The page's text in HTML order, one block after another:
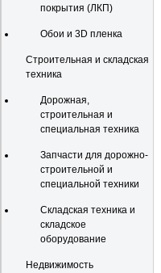
покрытия (ЛКП)
Обои и 3D пленка
Строительная и складская
техника
Дорожная,
строительная и
специальная техника
Запчасти для дорожно-
строительной и
специальной техники
Складская техника и
складское
оборудование
Недвижимость